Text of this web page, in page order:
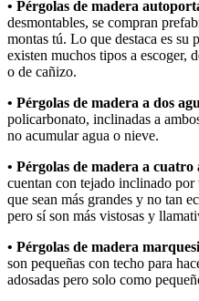
• Pérgolas de madera
desmontables, se compran
montas tú. Lo que destaca es su
existen muchos tipos a escoger,
o de cañizo.
• Pérgolas de madera a dos
policarbonato, inclinadas a
no acumular agua o nieve.
• Pérgolas de madera a cuatro
cuentan con tejado inclinado
que sean más grandes y no tan
pero sí son más vistosas y
• Pérgolas de madera
son pequeñas con techo para
adosadas pero solo como